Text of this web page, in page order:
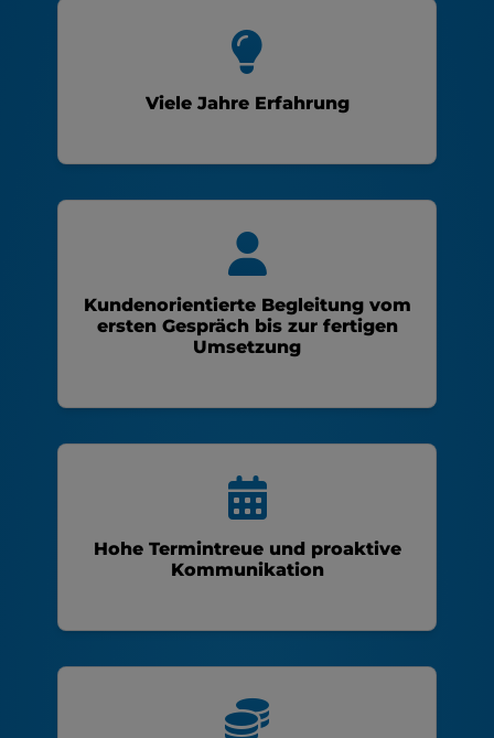
Viele Jahre Erfahrung
Kundenorientierte Begleitung vom
ersten Gespräch bis zur fertigen
Umsetzung
Hohe Termintreue und proaktive
Kommunikation